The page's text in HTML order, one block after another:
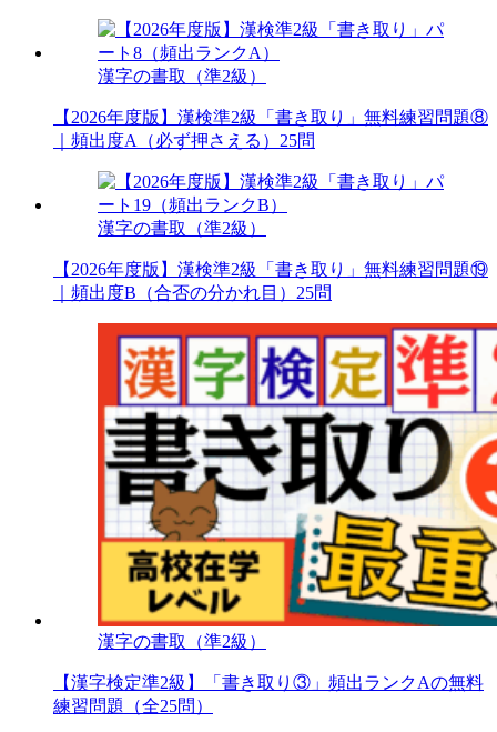
漢字の書取（準2級）
【2026年度版】漢検準2級「書き取り」無料練習問題⑧
｜頻出度A（必ず押さえる）25問
漢字の書取（準2級）
【2026年度版】漢検準2級「書き取り」無料練習問題⑲
｜頻出度B（合否の分かれ目）25問
漢字の書取（準2級）
【漢字検定準2級】「書き取り③」頻出ランクAの無料
練習問題（全25問）